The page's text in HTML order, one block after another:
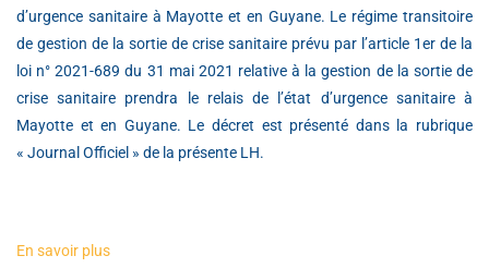
d’urgence sanitaire à Mayotte et en Guyane. Le régime transitoire
de gestion de la sortie de crise sanitaire prévu par l’article 1er de la
loi n° 2021-689 du 31 mai 2021 relative à la gestion de la sortie de
crise sanitaire prendra le relais de l’état d’urgence sanitaire à
Mayotte et en Guyane. Le décret est présenté dans la rubrique
« Journal Officiel » de la présente LH.
En savoir plus